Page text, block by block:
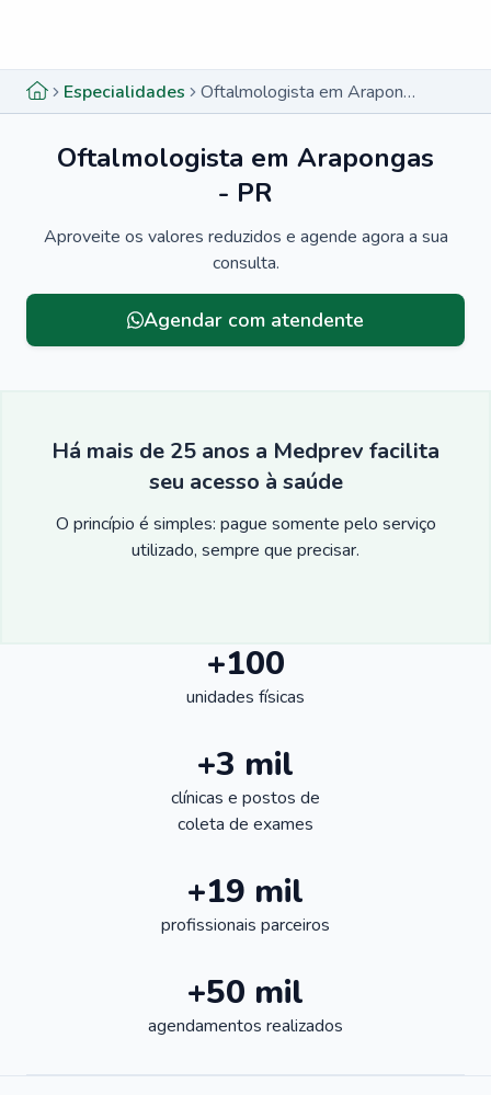
Especialidades Oftalmologista em Arapongas - PR
Oftalmologista em Arapongas
- PR
Aproveite os valores reduzidos e agende agora a sua
consulta.
Agendar com atendente
Há mais de 25 anos a Medprev facilita
seu acesso à saúde
O princípio é simples: pague somente pelo serviço
utilizado, sempre que precisar.
+100
unidades físicas
+3 mil
clínicas e postos de
coleta de exames
+19 mil
profissionais parceiros
+50 mil
agendamentos realizados